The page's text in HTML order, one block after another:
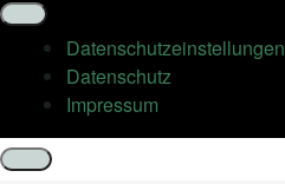
Datenschutz­einstellungen
Datenschutz
Impressum
Schließen